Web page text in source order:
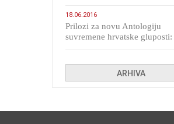
18.06.2016
Prilozi za novu Antologiju
suvremene hrvatske gluposti:
ARHIVA